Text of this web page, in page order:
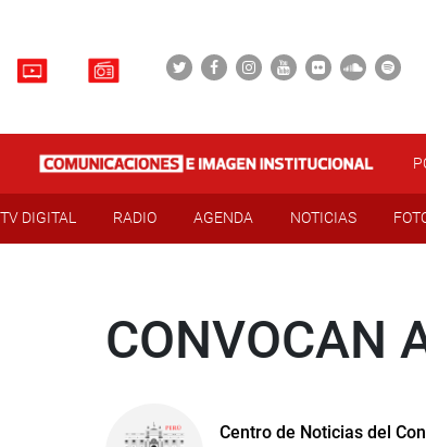
TV DIGITAL RADIO AGENDA NOTICIAS
CONVOCAN
Centro de Noticias del